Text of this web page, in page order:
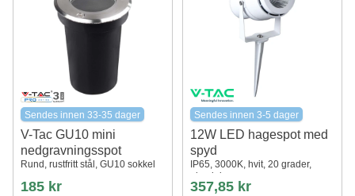
Sendes innen 33-35 dager
V-Tac GU10 mini
nedgravningsspot
Rund, rustfritt stål, GU10 sokkel
185 kr
Sendes innen 3-5 dager
12W LED hagespot med
spyd
IP65, 3000K, hvit, 20 grader,
aluminium
357,85 kr